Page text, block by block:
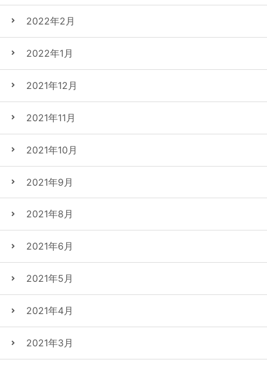
2022年2月
2022年1月
2021年12月
2021年11月
2021年10月
2021年9月
2021年8月
2021年6月
2021年5月
2021年4月
2021年3月